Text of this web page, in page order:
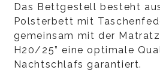
Das Bettgestell besteht
Polsterbett mit
gemeinsam mit der
H20/25” eine optimale
Nachtschlafs garantiert.